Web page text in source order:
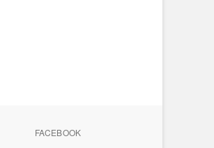
FACEBOOK